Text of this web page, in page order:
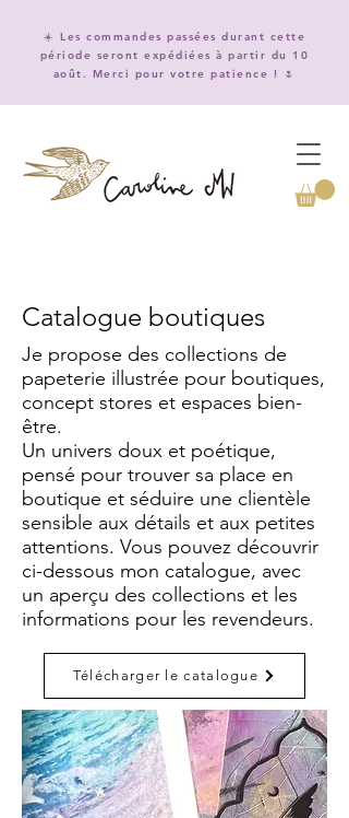
☀️ Les commandes passées durant cette
période seront expédiées à partir du 10
août. Merci pour votre patience ! 🌷
Catalogue boutiques
Je propose des collections de
papeterie illustrée pour boutiques,
concept stores et espaces bien-
être.
Un univers doux et poétique,
pensé pour trouver sa place en
boutique et séduire une clientèle
sensible aux détails et aux petites
attentions. Vous pouvez découvrir
ci-dessous mon catalogue, avec
un aperçu des collections et les
informations pour les revendeurs.
Télécharger le catalogue